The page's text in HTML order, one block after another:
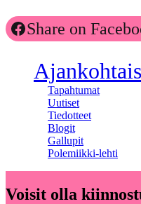
Share on
Tapahtumat
Uutiset
Tiedotteet
Blogit
Gallupit
Polemiikki-lehti
Voisit olla